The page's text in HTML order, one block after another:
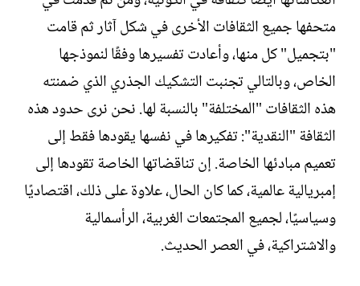
متحفها جميع الثقافات الأخرى في شكل آثار ثم قامت
"بتجميل" كل منها، وأعادت تفسيرها وفقًا لنموذجها
الخاص، وبالتالي تجنبت التشكيك الجذري الذي ضمنته
هذه الثقافات "المختلفة" بالنسبة لها. نحن نرى حدود هذه
الثقافة "النقدية": تفكيرها في نفسها يقودها فقط إلى
تعميم مبادئها الخاصة. إن تناقضاتها الخاصة تقودها إلى
إمبريالية عالمية، كما كان الحال، علاوة على ذلك، اقتصاديًا
وسياسيًا، لجميع المجتمعات الغربية، الرأسمالية
والاشتراكية، في العصر الحديث.